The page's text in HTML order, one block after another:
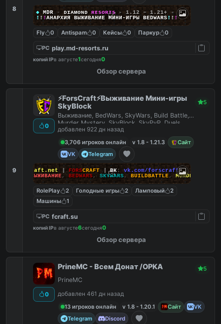
8 ◆ MDR - ᴅɪᴀᴍᴏɴᴅ ʀᴇsoʀᴛs ▸ 1.12 – 1.21+
◂
! ! !АНАРХИЯ ВЫЖИВАНИЕ МИНИ‑ИГРЫ BEDWARS! ! !
Fly 0 Antispam 0 Кейсы 0 Паркур 0
PC play.md-resorts.ru
копий IPв августе1сегодня0
Обзор сервера
9
0
⚡ForsCraft⚡Выживание Мини-игры
SkyBlock
5
Выживание, BedWars, SkyWars, Build Battle,
Murder Mystery, SkyBlock, SkyPvP, Duels,
HideAndSeek
добавлен 922 дн назад
3,706 игроков онлайн
v 1.8 - 1.21.3
Сайт
VK
Telegram
ForsCraft.net FORSCRAFT ВК:
vk.com/forscraft
ВЫЖИВАНИЕ, BEDWARS, SKYWARS, BUILDBATTLE, MURDERMYSTERY
RolePlay 2 Голодные игры 2 Ламповый
2
Машины
1
PC fcraft.su
копий IPв августе6сегодня0
Обзор сервера
0
PrineMC - Всем Донат /OPKA 5
PrineMC
добавлен 461 дн назад
13 игроков онлайн
v 1.8 - 1.20.1 Сайт
VK
Telegram
Discord